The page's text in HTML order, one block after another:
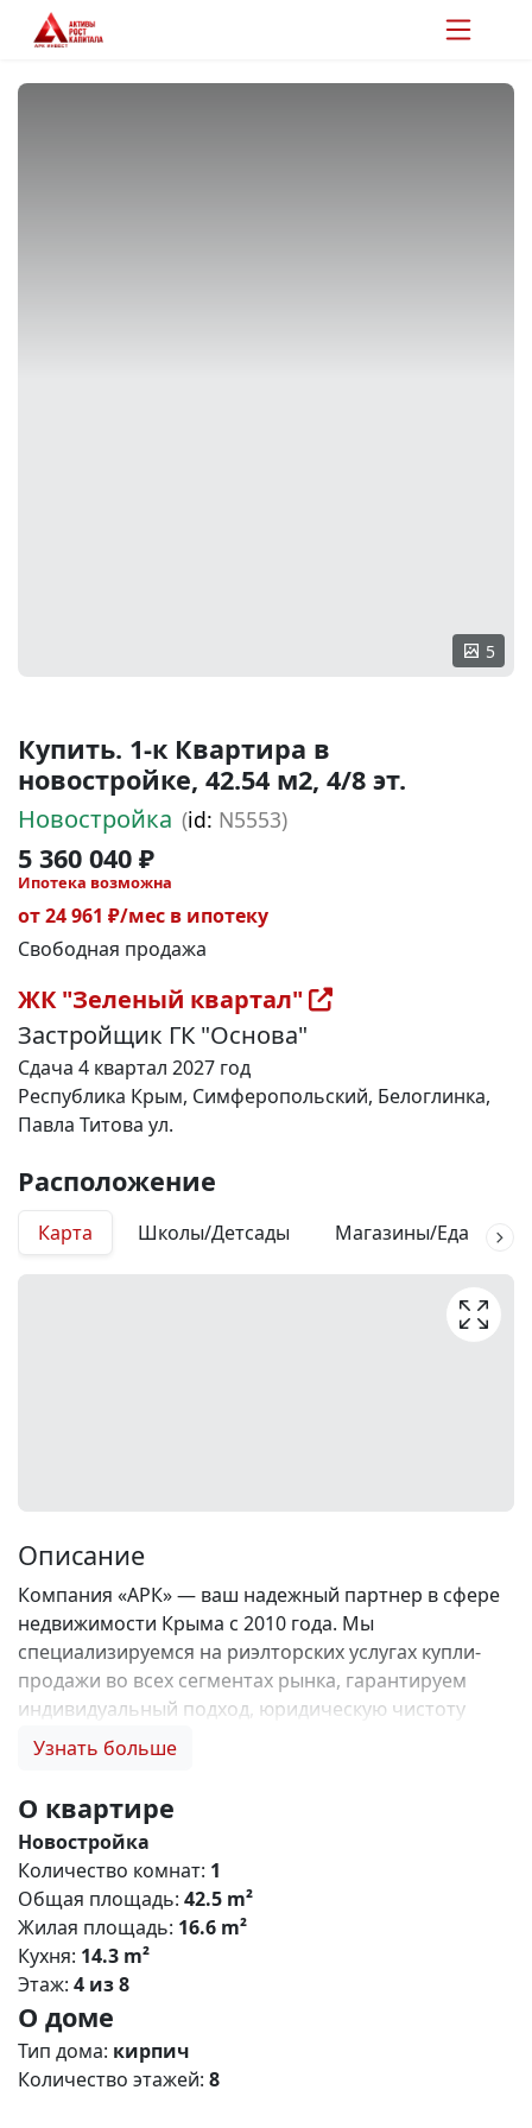
5
Купить. 1-к Квартира в
новостройке, 42.54 м2, 4/8 эт.
Новостройка (id: N5553)
5 360 040 ₽
Ипотека возможна
от 24 961 ₽/мес в ипотеку
Свободная продажа
ЖК "Зеленый квартал"
Застройщик ГК "Основа"
Сдача 4 квартал 2027 год
Республика Крым, Симферопольский, Белоглинка,
Павла Титова ул.
Расположение
Карта Школы/Детсады Магазины/Еда
Описание
Компания «АРК» — ваш надежный партнер в сфере
недвижимости Крыма с 2010 года. Мы
специализируемся на риэлторских услугах купли-
продажи во всех сегментах рынка, гарантируем
индивидуальный подход, юридическую чистоту
объектов и безопасность сделок. Самое ценное для
нас, Вы получаете: 1. 0% комиссии и оформление
ипотеки бесплатно; 2. Покупку недвижимости по
цене застройщика + акции, бонусы, подарки; 3.
Экспертное мнение о каждом застройщике. Ваши
интересы — наш приоритет! 4. Профессиональную
поддержку на всех этапах сделки до получения
ключей; 5. Фейерверк подарков🎁 🎁 🎁! Купи с
нами и выбери свой ПОДАРОК! Жилой комплекс
«Зелёный квартал» (Симферополь) Общая
концепция «Зелёный квартал» — современный
жилой комплекс комфорт‑класса, сочетающий
Узнать больше
О квартире
Новостройка
Количество комнат: 1
Общая площадь: 42.5 m²
Жилая площадь: 16.6 m²
Кухня: 14.3 m²
Этаж: 4 из 8
О доме
Тип дома: кирпич
Количество этажей: 8